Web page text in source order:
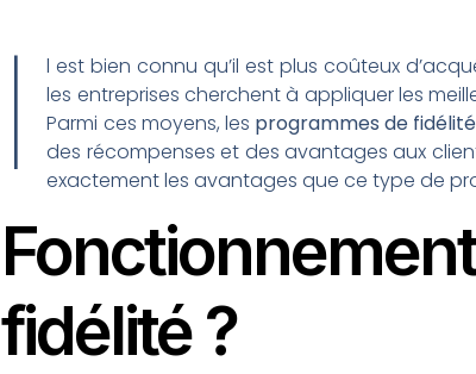
I
l est bien connu qu’il est plus coûteux
les entreprises cherchent à appliquer les
Parmi ces moyens, les programmes de
des récompenses et des avantages aux
exactement les avantages que ce type de
fidélité ?